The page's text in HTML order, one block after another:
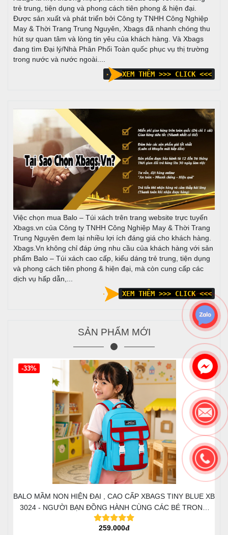
trẻ trung, tiện dụng và phong cách tiên phong & hiện đại.
Được sản xuất và phát triển bởi Công ty TNHH Công Nghiệp
May & Thời Trang Trung Nguyên, Xbags đã nhanh chóng thu
hút sự quan tâm và lòng tin yêu của khách hàng. Và Xbags
đang tìm Đại lý/Nhà Phân Phối Toàn quốc phục vụ thị trường
trong nước và nước ngoài....
XEM THÊM >>> CLICK <<<
Việc chọn mua Balo – Túi xách trên trang website trực tuyến
Xbags.vn của Công ty TNHH Công Nghiệp May & Thời Trang
Trung Nguyên đem lại nhiều lợi ích đáng giá cho khách hàng.
Xbags.Vn không chỉ đáp ứng nhu cầu của khách hàng với sản
phẩm Balo – Túi xách cao cấp, kiểu dáng trẻ trung, tiện dụng
và phong cách tiên phong & hiện đại, mà còn cung cấp các
dịch vụ hấp dẫn,...
XEM THÊM >>> CLICK <<<
SẢN PHẨM MỚI
BALO MẦM NON HIỆN ĐẠI , CAO CẤP XBAGS TINY BLUE XB
3024 - NGƯỜI BẠN ĐỒNG HÀNH CÙNG CÁC BÉ TRONG
HÀNH TRÌNH ĐẦU ĐỜI
259.000đ
-33%